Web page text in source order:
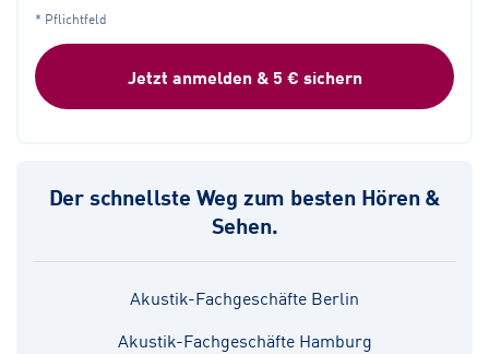
* Pflichtfeld
Jetzt anmelden & 5 € sichern
Der schnellste Weg zum besten Hören &
Sehen.
Akustik-Fachgeschäfte Berlin
Akustik-Fachgeschäfte Hamburg